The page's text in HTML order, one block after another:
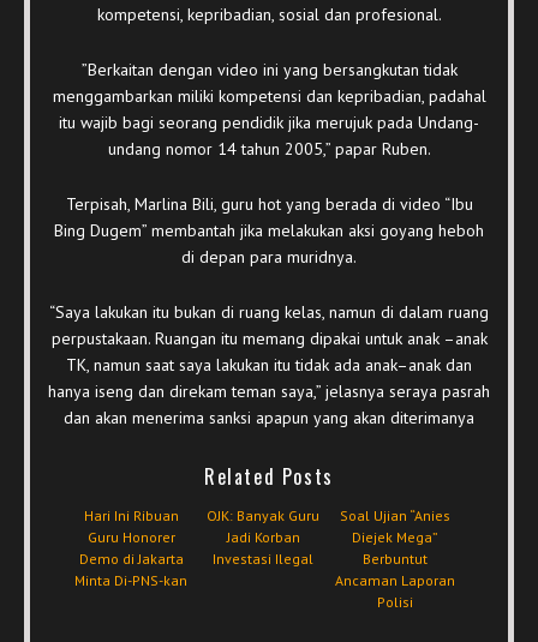
kompetensi, kepribadian, sosial dan profesional.
”Berkaitan dengan video ini yang bersangkutan tidak
menggambarkan miliki kompetensi dan kepribadian, padahal
itu wajib bagi seorang pendidik jika merujuk pada Undang-
undang nomor 14 tahun 2005,” papar Ruben.
Terpisah, Marlina Bili, guru hot yang berada di video “Ibu
Bing Dugem” membantah jika melakukan aksi goyang heboh
di depan para muridnya.
“Saya lakukan itu bukan di ruang kelas, namun di dalam ruang
perpustakaan. Ruangan itu memang dipakai untuk anak –anak
TK, namun saat saya lakukan itu tidak ada anak–anak dan
hanya iseng dan direkam teman saya,” jelasnya seraya pasrah
dan akan menerima sanksi apapun yang akan diterimanya
Related Posts
Hari Ini Ribuan
Guru Honorer
Demo di Jakarta
Minta Di-PNS-kan
OJK: Banyak Guru
Jadi Korban
Investasi Ilegal
Soal Ujian “Anies
Diejek Mega”
Berbuntut
Ancaman Laporan
Polisi